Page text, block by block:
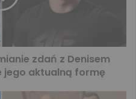
zdań z Denisem
jego aktualną formę